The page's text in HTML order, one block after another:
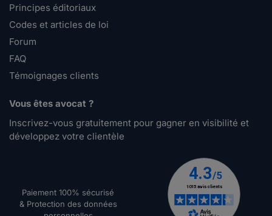
Principes éditoriaux
Codes et articles de loi
Forum
FAQ
Témoignages clients
Vous êtes avocat ?
Inscrivez-vous gratuitement pour gagner en visibilité et
développez votre clientèle
Paiement 100% sécurisé
& Protection des données